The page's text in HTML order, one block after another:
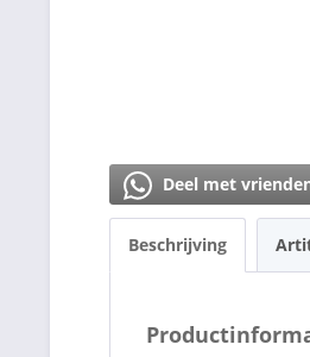
Deel met
Beschrijving